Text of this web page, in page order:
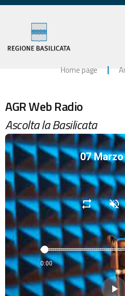
Home page
AGR Web Radio
Ascolta la Basilicata
07
repeat volume_off
0:00
play_arrow